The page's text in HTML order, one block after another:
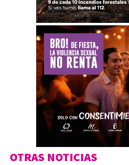
OTRAS NOTICIAS